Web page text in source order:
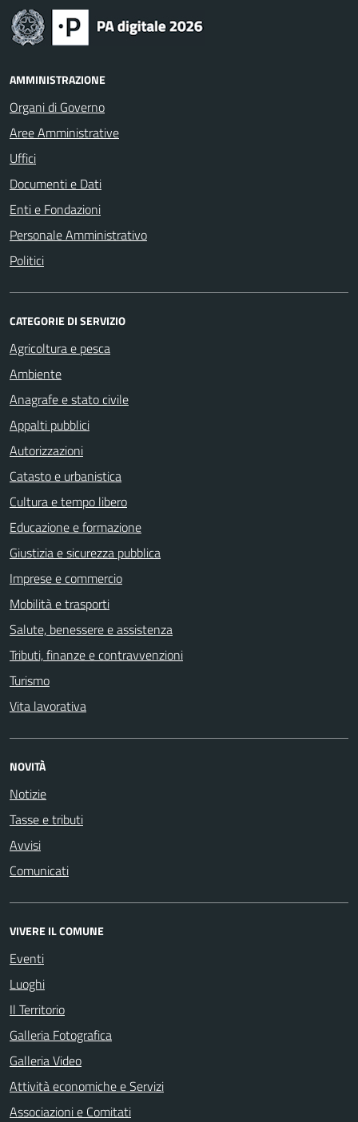
AMMINISTRAZIONE
Organi di Governo
Aree Amministrative
Uffici
Documenti e Dati
Enti e Fondazioni
Personale Amministrativo
Politici
CATEGORIE DI SERVIZIO
Agricoltura e pesca
Ambiente
Anagrafe e stato civile
Appalti pubblici
Autorizzazioni
Catasto e urbanistica
Cultura e tempo libero
Educazione e formazione
Giustizia e sicurezza pubblica
Imprese e commercio
Mobilità e trasporti
Salute, benessere e assistenza
Tributi, finanze e contravvenzioni
Turismo
Vita lavorativa
NOVITÀ
Notizie
Tasse e tributi
Avvisi
Comunicati
VIVERE IL COMUNE
Eventi
Luoghi
Il Territorio
Galleria Fotografica
Galleria Video
Attività economiche e Servizi
Associazioni e Comitati